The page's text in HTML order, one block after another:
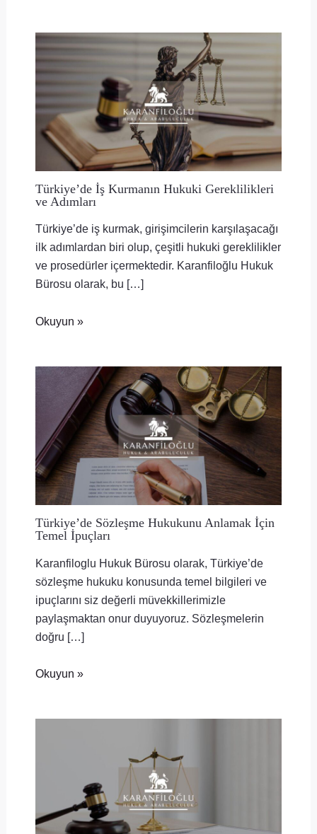
Türkiye’de İş Kurmanın Hukuki Gereklilikleri
ve Adımları
Türkiye’de iş kurmak, girişimcilerin karşılaşacağı
ilk adımlardan biri olup, çeşitli hukuki gereklilikler
ve prosedürler içermektedir. Karanfiloğlu Hukuk
Bürosu olarak, bu […]
Okuyun »
Türkiye’de Sözleşme Hukukunu Anlamak İçin
Temel İpuçları
Karanfiloglu Hukuk Bürosu olarak, Türkiye’de
sözleşme hukuku konusunda temel bilgileri ve
ipuçlarını siz değerli müvekkillerimizle
paylaşmaktan onur duyuyoruz. Sözleşmelerin
doğru […]
Okuyun »